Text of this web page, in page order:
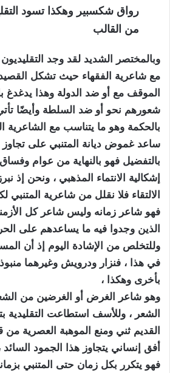
رواق شكسبير وهكذا تسود
من القالب
وبالمختصر الشديد لقد وجد
مع شاعرية الفقهاء حيث تشكل
الموقف مع أو ضد الدولة وهذا يدغدغ
شعورهم نحو أو ضد السلطة وأيضًا
بالحكمة وهو ما يتناسب مع الشاعرية
ساعد غموض ديانة المتنبي على تجاوز
بالتفضيل فهو بالنهاية من عوام
إشكالية الانتماء المذهبي ، ونحن إذ
الالتقاء فلا نقلل من شاعرية المتنبي
فهو شاعر زمانه وليس شاعر كل
الذين وجدوا فيه ما يساعدهم على
وللتخلص من الإشادة اليوم إذ أن
في هذا ، فنزار ودرويش وغيرهما
بأخرى وهكذا ،
وهو شاعر الغرض أو الغرضين من
الشعر ، وللأسف استطاعت التقليدية
القديم ثني ومنع الموهبة العصرية من
أفق إنساني يتجاوز هذا الجمود
فهو يتكرر بكل زمان حتى المتنبي